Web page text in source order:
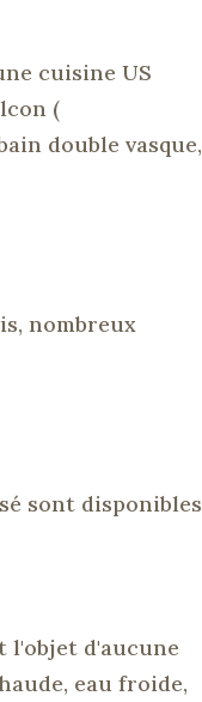
cuisine US
(
double vasque,
nombreux
sont disponibles
l'objet d'aucune
eau froide,